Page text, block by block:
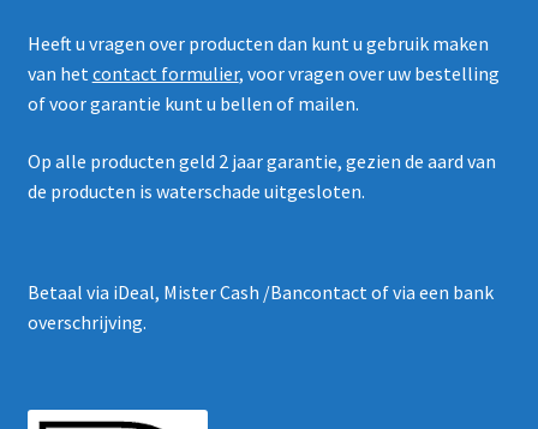
Heeft u vragen over producten dan kunt u gebruik maken
van hetcontact formulier, voor vragen over uw bestelling
of voor garantie kunt u bellen of mailen.
Op alle producten geld 2 jaar garantie, gezien de aard van
de producten is waterschade uitgesloten.
Betaal via iDeal, Mister Cash /Bancontact of via een bank
overschrijving.